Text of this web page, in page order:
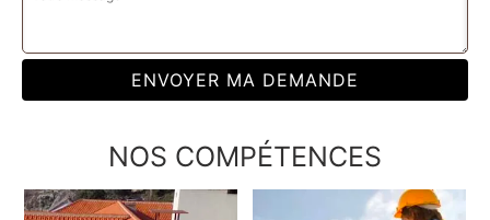
NOS COMPÉTENCES